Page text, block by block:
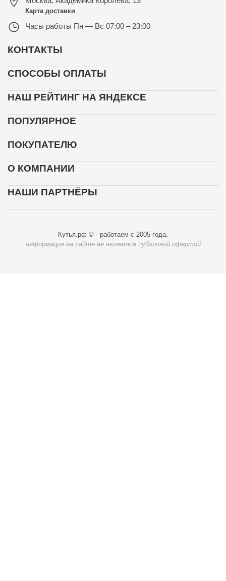
Карта доставки
Часы работы Пн — Вс 07:00 – 23:00
КОНТАКТЫ
СПОСОБЫ ОПЛАТЫ
НАШ РЕЙТИНГ НА ЯНДЕКСЕ
ПОПУЛЯРНОЕ
ПОКУПАТЕЛЮ
О КОМПАНИИ
НАШИ ПАРТНЁРЫ
Кутья.рф © - работаем с 2005 года.
информация на сайте не является публичной офертой